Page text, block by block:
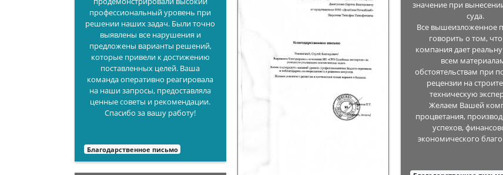
профессиональный уровень при
решении наших задач. Были точно
выявлены все нарушения и
предложены варианты решений,
которые привели к достижению
поставленных целей. Ваша
команда оперативно реагировала
на наши запросы, предоставляла
ценные советы и рекомендации.
Спасибо за вашу работу!
Благодарственное письмо
значение при
суда.
Все вышеизложенное
говорить о том,
компания дает
всем
обстоятельствам при
рецензии на
техническую
Желаем Вашей
процветания,
успехов,
экономического